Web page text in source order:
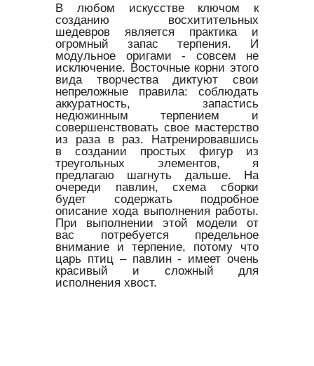
В любом искусстве ключом к
созданию восхитительных
шедевров является практика и
огромный запас терпения. И
модульное оригами - совсем не
исключение. Восточные корни этого
вида творчества диктуют свои
непреложные правила: соблюдать
аккуратность, запастись
недюжинным терпением и
совершенствовать свое мастерство
из раза в раз. Натренировавшись
в создании простых фигур из
треугольных элементов, я
предлагаю шагнуть дальше. На
очереди павлин, схема сборки
будет содержать подробное
описание хода выполнения работы.
При выполнении этой модели от
вас потребуется предельное
внимание и терпение, потому что
царь птиц – павлин - имеет очень
красивый и сложный для
исполнения хвост.